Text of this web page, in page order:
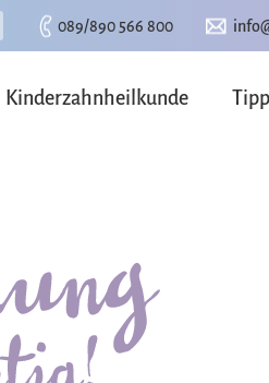
089/890 566 800
Kinderzahnheilkunde